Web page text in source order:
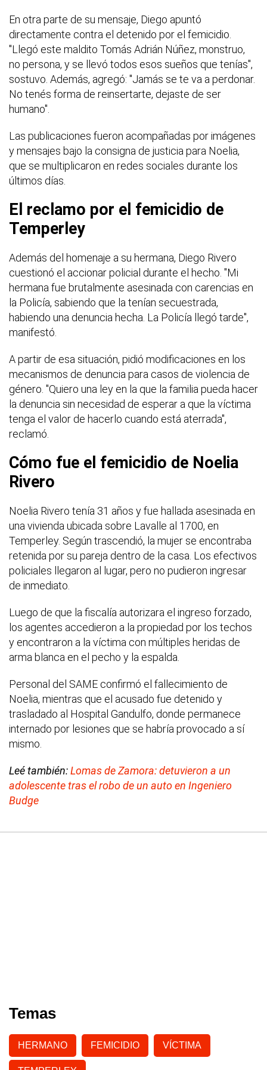
En otra parte de su mensaje, Diego apuntó
directamente contra el detenido por el femicidio.
"Llegó este maldito Tomás Adrián Núñez, monstruo,
no persona, y se llevó todos esos sueños que tenías",
sostuvo. Además, agregó: "Jamás se te va a perdonar.
No tenés forma de reinsertarte, dejaste de ser
humano".
Las publicaciones fueron acompañadas por imágenes
y mensajes bajo la consigna de justicia para Noelia,
que se multiplicaron en redes sociales durante los
últimos días.
El reclamo por el femicidio de
Temperley
Además del homenaje a su hermana, Diego Rivero
cuestionó el accionar policial durante el hecho. "Mi
hermana fue brutalmente asesinada con carencias en
la Policía, sabiendo que la tenían secuestrada,
habiendo una denuncia hecha. La Policía llegó tarde",
manifestó.
A partir de esa situación, pidió modificaciones en los
mecanismos de denuncia para casos de violencia de
género. "Quiero una ley en la que la familia pueda hacer
la denuncia sin necesidad de esperar a que la víctima
tenga el valor de hacerlo cuando está aterrada",
reclamó.
Cómo fue el femicidio de Noelia
Rivero
Noelia Rivero tenía 31 años y fue hallada asesinada en
una vivienda ubicada sobre Lavalle al 1700, en
Temperley. Según trascendió, la mujer se encontraba
retenida por su pareja dentro de la casa. Los efectivos
policiales llegaron al lugar, pero no pudieron ingresar
de inmediato.
Luego de que la fiscalía autorizara el ingreso forzado,
los agentes accedieron a la propiedad por los techos
y encontraron a la víctima con múltiples heridas de
arma blanca en el pecho y la espalda.
Personal del SAME confirmó el fallecimiento de
Noelia, mientras que el acusado fue detenido y
trasladado al Hospital Gandulfo, donde permanece
internado por lesiones que se habría provocado a sí
mismo.
Leé también:Lomas de Zamora: detuvieron a un
adolescente tras el robo de un auto en Ingeniero
Budge
Temas
HERMANO FEMICIDIO VÍCTIMA